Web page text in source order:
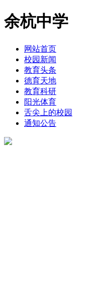
余杭中学
网站首页
校园新闻
教育头条
德育天地
教育科研
阳光体育
舌尖上的校园
通知公告